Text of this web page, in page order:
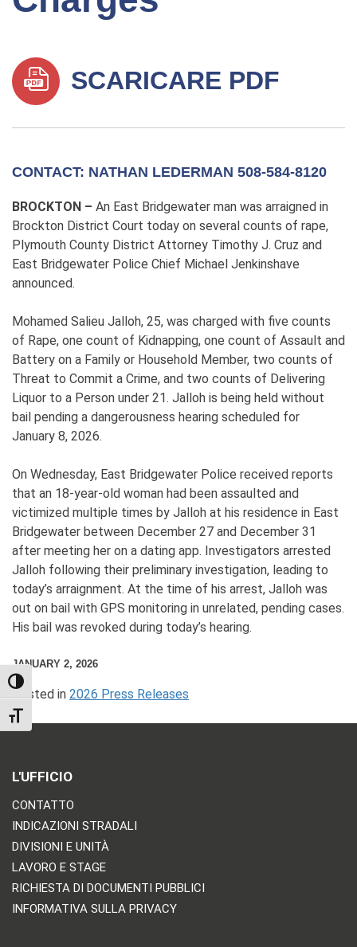
TOGGLE HIGH CONTRAST
TOGGLE FONT SIZE
SCARICARE PDF
CONTACT: NATHAN LEDERMAN 508-584-8120
BROCKTON – An East Bridgewater man was arraigned in
Brockton District Court today on several counts of rape,
Plymouth County District Attorney Timothy J. Cruz and
East Bridgewater Police Chief Michael Jenkinshave
announced.
Mohamed Salieu Jalloh, 25, was charged with five counts
of Rape, one count of Kidnapping, one count of Assault and
Battery on a Family or Household Member, two counts of
Threat to Commit a Crime, and two counts of Delivering
Liquor to a Person under 21. Jalloh is being held without
bail pending a dangerousness hearing scheduled for
January 8, 2026.
On Wednesday, East Bridgewater Police received reports
that an 18-year-old woman had been assaulted and
victimized multiple times by Jalloh at his residence in East
Bridgewater between December 27 and December 31
after meeting her on a dating app. Investigators arrested
Jalloh following their preliminary investigation, leading to
today’s arraignment. At the time of his arrest, Jalloh was
out on bail with GPS monitoring in unrelated, pending cases.
His bail was revoked during today’s hearing.
JANUARY 2, 2026
Posted in 2026 Press Releases
L'UFFICIO
CONTATTO
INDICAZIONI STRADALI
DIVISIONI E UNITÀ
LAVORO E STAGE
RICHIESTA DI DOCUMENTI PUBBLICI
INFORMATIVA SULLA PRIVACY